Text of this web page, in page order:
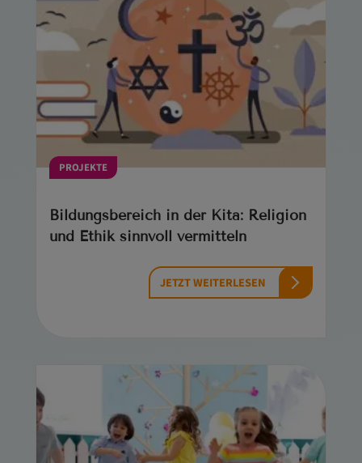
PROJEKTE
Bildungsbereich in der Kita: Religion
und Ethik sinnvoll vermitteln
JETZT WEITERLESEN